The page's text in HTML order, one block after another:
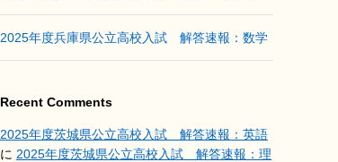
2025年度兵庫県公立高校入試 解答速報：数学
Recent Comments
2025年度茨城県公立高校入試 解答速報：英語
に 2025年度茨城県公立高校入試 解答速報：理